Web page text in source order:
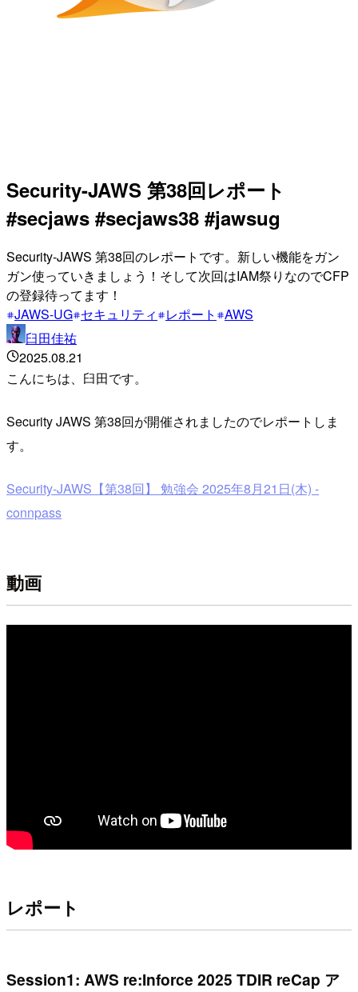
Security-JAWS 第38回レポート
#secjaws #secjaws38 #jawsug
Security-JAWS 第38回のレポートです。新しい機能をガン
ガン使っていきましょう！そして次回はIAM祭りなのでCFP
の登録待ってます！
JAWS-UG セキュリティ レポート
AWS
臼田佳祐
2025.08.21
こんにちは、臼田です。
Security JAWS 第38回が開催されましたのでレポートしま
す。
Security-JAWS【第38回】 勉強会 2025年8月21日(木) -
connpass
動画
レポート
Session1: AWS re:Inforce 2025 TDIR reCap ア